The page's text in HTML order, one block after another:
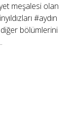
meşalesi olan
#aydın
diğer bölümlerini